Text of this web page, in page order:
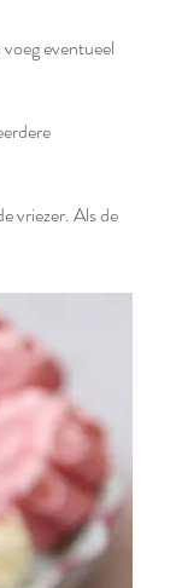
eventueel
vriezer. Als de